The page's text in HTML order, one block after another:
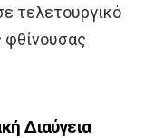
τελετουργικό
φθίνουσας
Διαύγεια